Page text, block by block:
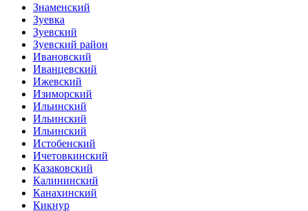
Знаменский
Зуевка
Зуевский
Зуевский район
Ивановский
Иванцевский
Ижевский
Изиморский
Ильинский
Ильинский
Ильинский
Истобенский
Ичетовкинский
Казаковский
Калининский
Канахинский
Кикнур